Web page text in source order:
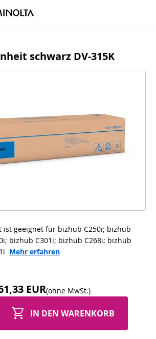
schwarz DV-315K
ist geeignet für bizhub C250i; bizhub
bizhub C301i; bizhub C268i; bizhub
Mehr erfahren
EUR(ohne MwSt.)
IN DEN WARENKORB